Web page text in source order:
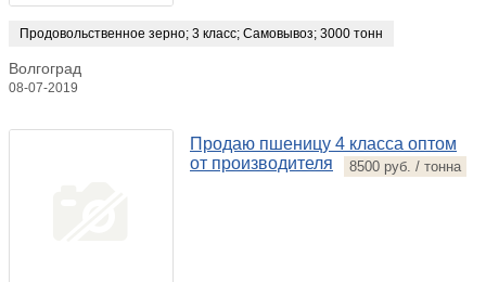
Продовольственное зерно; 3 класс; Самовывоз; 3000 тонн
Волгоград
08-07-2019
Продаю пшеницу 4 класса оптом
от производителя
8500 руб. / тонна